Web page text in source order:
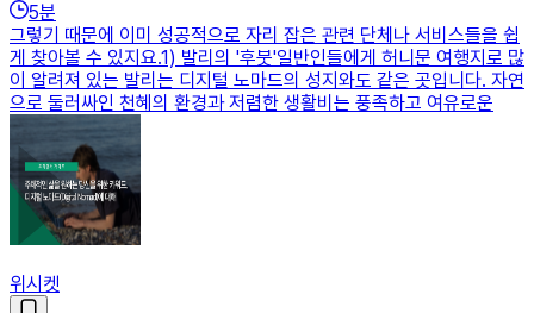
5분
그렇기 때문에 이미 성공적으로 자리 잡은 관련 단체나 서비스들을 쉽
게 찾아볼 수 있지요.1) 발리의 '후붓'일반인들에게 허니문 여행지로 많
이 알려져 있는 발리는 디지털 노마드의 성지와도 같은 곳입니다. 자연
으로 둘러싸인 천혜의 환경과 저렴한 생활비는 풍족하고 여유로운
위시켓